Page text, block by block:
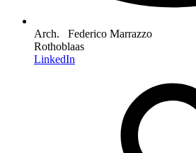
Arch. Federico Marrazzo
Rothoblaas
LinkedIn